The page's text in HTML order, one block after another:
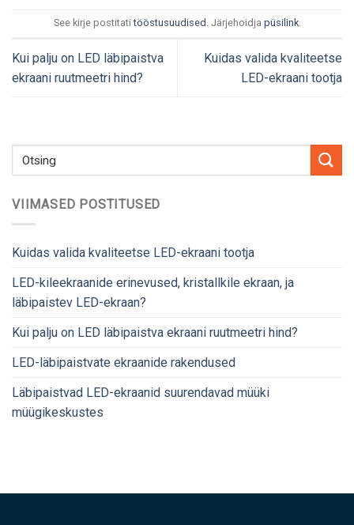
See kirje postitatitööstusuudised . Järjehoidja püsilink.
Kui palju on LED läbipaistva
ekraani ruutmeetri hind?
Kuidas valida kvaliteetse
LED-ekraani tootja
VIIMASED POSTITUSED
Kuidas valida kvaliteetse LED-ekraani tootja
LED-kileekraanide erinevused, kristallkile ekraan, ja
läbipaistev LED-ekraan?
Kui palju on LED läbipaistva ekraani ruutmeetri hind?
LED-läbipaistvate ekraanide rakendused
Läbipaistvad LED-ekraanid suurendavad müüki
müügikeskustes